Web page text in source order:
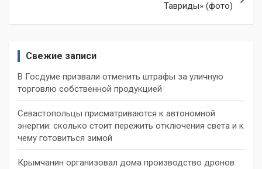
Тавриды» (фото)
Свежие записи
В Госдуме призвали отменить штрафы за уличную
торговлю собственной продукцией
Севастопольцы присматриваются к автономной
энергии: сколько стоит пережить отключения света и к
чему готовиться зимой
Крымчанин организовал дома производство дронов